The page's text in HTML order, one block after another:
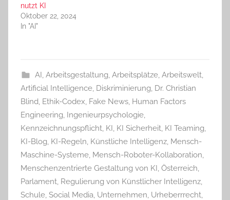
nutzt KI
Oktober 22, 2024
In "AI"
AI, Arbeitsgestaltung, Arbeitsplätze, Arbeitswelt,
Artificial Intelligence, Diskriminierung, Dr. Christian
Blind, Ethik-Codex, Fake News, Human Factors
Engineering, Ingenieurpsychologie,
Kennzeichnungspflicht, KI, KI Sicherheit, KI Teaming,
KI-Blog, KI-Regeln, Künstliche Intelligenz, Mensch-
Maschine-Systeme, Mensch-Roboter-Kollaboration,
Menschenzentrierte Gestaltung von KI, Österreich,
Parlament, Regulierung von Künstlicher Intelligenz,
Schule, Social Media, Unternehmen, Urheberrrecht,